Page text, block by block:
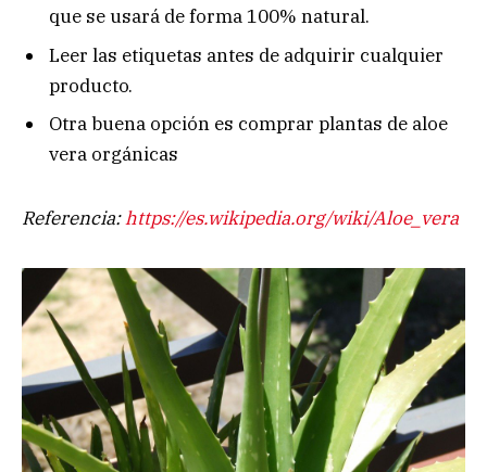
que se usará de forma 100% natural.
Leer las etiquetas antes de adquirir cualquier
producto.
Otra buena opción es comprar plantas de aloe
vera orgánicas
Referencia:https://es.wikipedia.org/wiki/Aloe_vera